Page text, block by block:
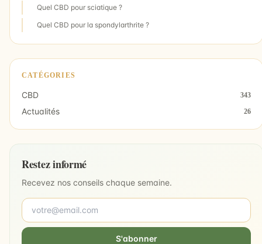
Quel CBD pour sciatique ?
Quel CBD pour la spondylarthrite ?
CATÉGORIES
CBD 343
Actualités 26
Restez informé
Recevez nos conseils chaque semaine.
S'abonner